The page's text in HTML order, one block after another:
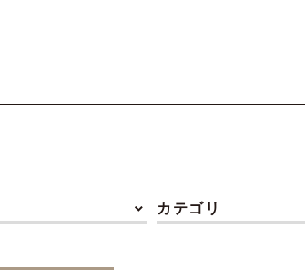
カテゴリ